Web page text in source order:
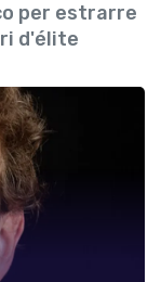
per estrarre
d'élite